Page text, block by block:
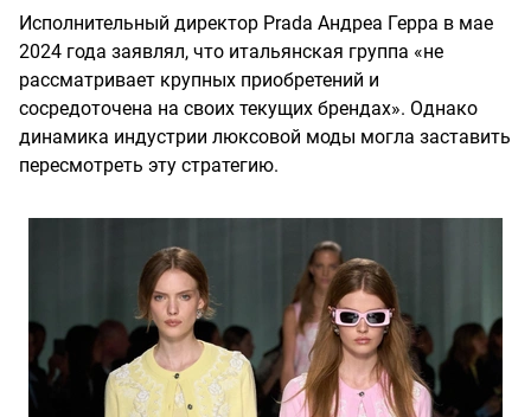
Исполнительный директор Prada Андреа Герра в мае
2024 года заявлял, что итальянская группа «не
рассматривает крупных приобретений и
сосредоточена на своих текущих брендах». Однако
динамика индустрии люксовой моды могла заставить
пересмотреть эту стратегию.